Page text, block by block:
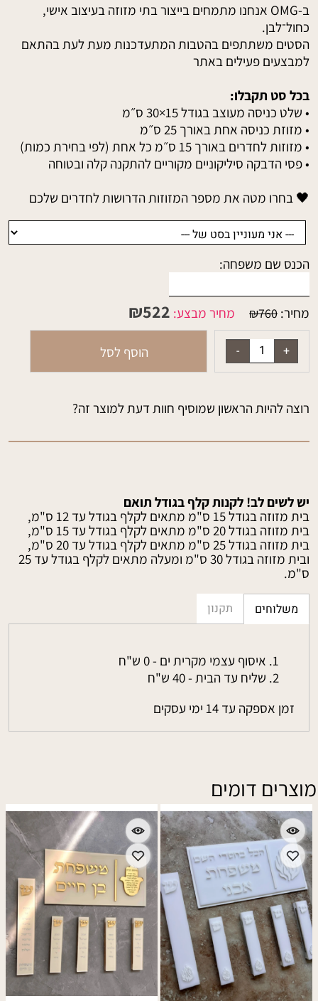
ב-OMG אנחנו מתמחים בייצור בתי מזוזה בעיצוב אישי,
כחול־לבן.
הסטים משתתפים בהטבות המתעדכנות מעת לעת בהתאם
למבצעים פעילים באתר
בכל סט תקבלו:
• שלט כניסה מעוצב בגודל ‎30×15 ס״מ
• מזוזת כניסה אחת באורך ‎25 ס״מ
• מזוזות לחדרים באורך ‎15 ס״מ כל אחת (לפי בחירת כמות)
• פסי הדבקה סיליקוניים מקוריים להתקנה קלה ובטוחה
🖤 בחרו מטה את מספר המזוזות הדרושות לחדרים שלכם
הכנס שם משפחה:
מחיר: ₪760 מחיר מבצע: ₪522
הוסף לסל
רוצה להיות הראשון שמוסיף חוות דעת למוצר זה?
יש לשים לב! לקנות קלף בגודל תואם
בית מזוזה בגודל 15 ס"מ מתאים לקלף בגודל עד 12 ס"מ,
בית מזוזה בגודל 20 ס"מ מתאים לקלף בגודל עד 15 ס"מ,
בית מזוזה בגודל 25 ס"מ מתאים לקלף בגודל עד 20 ס"מ,
ובית מזוזה בגודל 30 ס"מ ומעלה מתאים לקלף בגודל עד 25
ס"מ.
משלוחים תקנון
איסוף עצמי מקרית ים - 0 ש"ח
שליח עד הבית - 40 ש"ח
זמן אספקה עד 14 ימי עסקים
מוצרים דומים